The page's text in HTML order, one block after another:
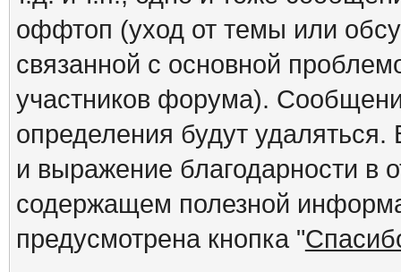
оффтоп (уход от темы или
связанной с основной
участников форума).
определения будут
и выражение благодарности в
содержащем полезной
предусмотрена кнопка "